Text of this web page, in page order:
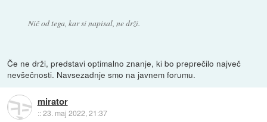
Nič od tega, kar si napisal, ne drži.
Če ne drži, predstavi optimalno znanje, ki bo preprečilo največ
nevšečnosti. Navsezadnje smo na javnem forumu.
mirator
::23. maj 2022, 21:37